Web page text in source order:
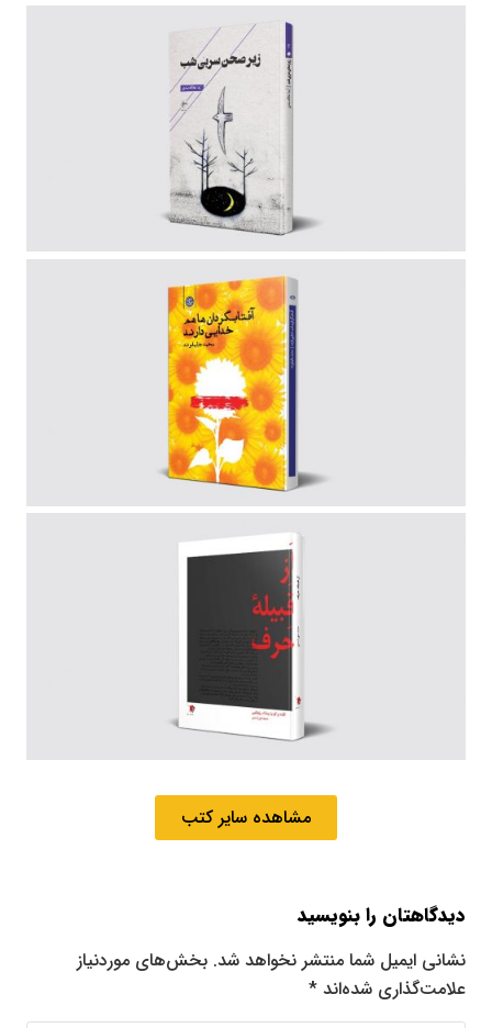
مشاهده سایر کتب
دیدگاهتان را بنویسید
نشانی ایمیل شما منتشر نخواهد شد. بخش‌های موردنیاز
علامت‌گذاری شده‌اند *